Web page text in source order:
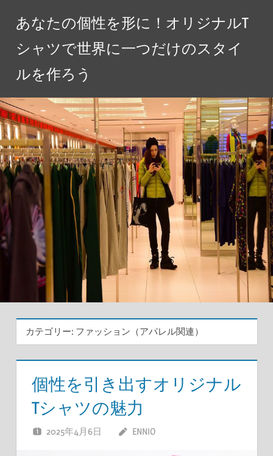
へ
ス
キ
ッ
プ
あなたの個性を形に！オリジナルT
シャツで世界に一つだけのスタイ
ルを作ろう
カテゴリー: ファッション（アパレル関連）
個性を引き出すオリジナル
Tシャツの魅力
2025年4月6日 ENNIO